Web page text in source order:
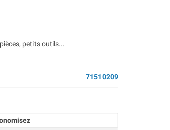
petits outils...
71510209